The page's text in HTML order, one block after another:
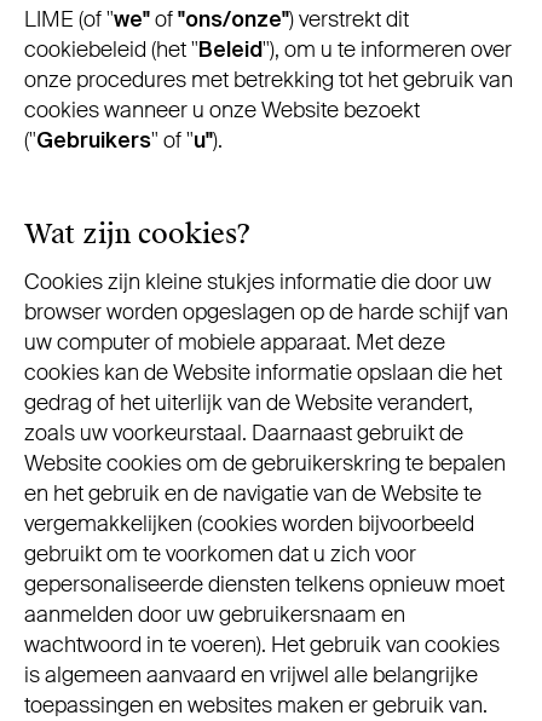
LIME (of "we"of"ons/onze") verstrekt dit
cookiebeleid (het "Beleid"), om u te informeren over
onze procedures met betrekking tot het gebruik van
cookies wanneer u onze Website bezoekt
("Gebruikers" of "u").
Wat zijn cookies?
Cookies zijn kleine stukjes informatie die door uw
browser worden opgeslagen op de harde schijf van
uw computer of mobiele apparaat. Met deze
cookies kan de Website informatie opslaan die het
gedrag of het uiterlijk van de Website verandert,
zoals uw voorkeurstaal. Daarnaast gebruikt de
Website cookies om de gebruikerskring te bepalen
en het gebruik en de navigatie van de Website te
vergemakkelijken (cookies worden bijvoorbeeld
gebruikt om te voorkomen dat u zich voor
gepersonaliseerde diensten telkens opnieuw moet
aanmelden door uw gebruikersnaam en
wachtwoord in te voeren). Het gebruik van cookies
is algemeen aanvaard en vrijwel alle belangrijke
toepassingen en websites maken er gebruik van.